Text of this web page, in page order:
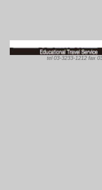
tel 03-3233-1212 fax